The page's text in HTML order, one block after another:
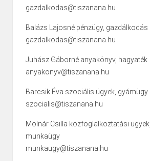
gazdalkodas@tiszanana.hu
Balázs Lajosné pénzügy, gazdálkodás
gazdalkodas@tiszanana.hu
Juhász Gáborné anyakönyv, hagyaték
anyakonyv@tiszanana.hu
Barcsik Éva szociális ügyek, gyámügy
szocialis@tiszanana.hu
Molnár Csilla közfoglalkoztatási ügyek,
munkaügy
munkaugy@tiszanana.hu